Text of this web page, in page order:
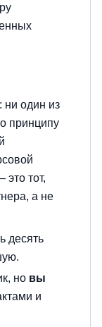
один из
принципу
тот,
а не
десять
но вы
и